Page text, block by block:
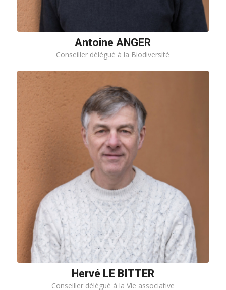
Antoine ANGER
Conseiller délégué à la Biodiversité
Hervé LE BITTER
Conseiller délégué à la Vie associative